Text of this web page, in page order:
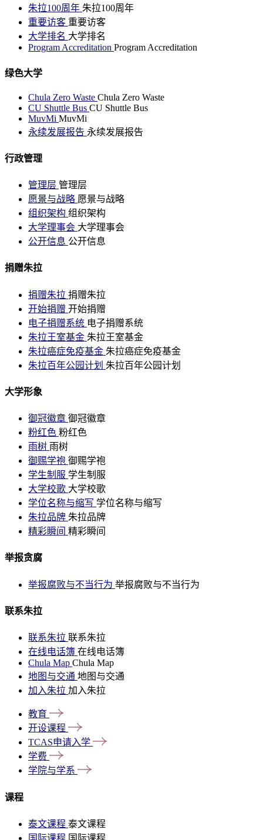
朱拉100周年 朱拉100周年
重要访客 重要访客
大学排名 大学排名
Program Accreditation Program Accreditation
绿色大学
Chula Zero Waste Chula Zero Waste
CU Shuttle Bus CU Shuttle Bus
MuvMi MuvMi
永续发展报告 永续发展报告
行政管理
管理层 管理层
愿景与战略 愿景与战略
组织架构 组织架构
大学理事会 大学理事会
公开信息 公开信息
捐赠朱拉
捐赠朱拉 捐赠朱拉
开始捐赠 开始捐赠
电子捐赠系统 电子捐赠系统
朱拉王室基金 朱拉王室基金
朱拉癌症免疫基金 朱拉癌症免疫基金
朱拉百年公园计划 朱拉百年公园计划
大学形象
御冠徽章 御冠徽章
粉红色 粉红色
雨树 雨树
御赐学袍 御赐学袍
学生制服 学生制服
大学校歌 大学校歌
学位名称与缩写 学位名称与缩写
朱拉品牌 朱拉品牌
精彩瞬间 精彩瞬间
举报贪腐
举报腐败与不当行为 举报腐败与不当行为
联系朱拉
联系朱拉 联系朱拉
在线电话簿 在线电话簿
Chula Map Chula Map
地图与交通 地图与交通
加入朱拉 加入朱拉
教育
开设课程
TCAS申请入学
学费
学院与学系
课程
泰文课程 泰文课程
国际课程 国际课程